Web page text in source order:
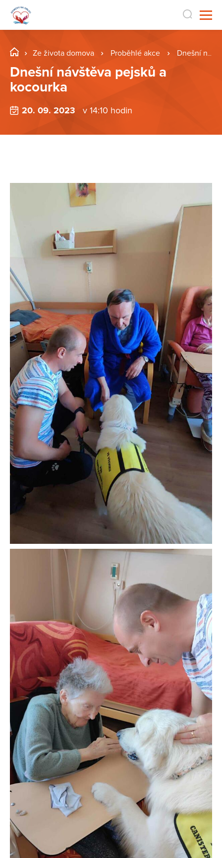
Ze života domova Proběhlé akce Dnešní návštěva pejsků a kocourka
Dnešní návštěva pejsků a
kocourka
20. 09. 2023 v 14:10 hodin